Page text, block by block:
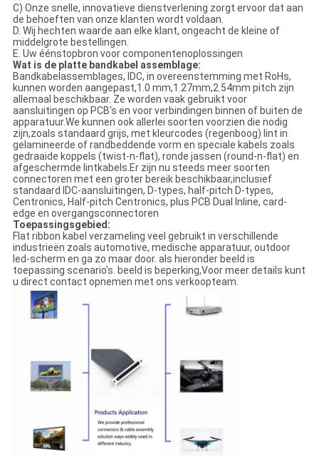
C) Onze snelle, innovatieve dienstverlening zorgt ervoor dat aan
de behoeften van onze klanten wordt voldaan.
D. Wij hechten waarde aan elke klant, ongeacht de kleine of
middelgrote bestellingen.
E. Uw éénstopbron voor componentenoplossingen
Wat is de platte bandkabel assemblage:
Bandkabelassemblages, IDC, in overeenstemming met RoHs,
kunnen worden aangepast,1.0 mm,1.27mm,2.54mm pitch zijn
allemaal beschikbaar. Ze worden vaak gebruikt voor
aansluitingen op PCB's en voor verbindingen binnen of buiten de
apparatuur.We kunnen ook allerlei soorten voorzien die nodig
zijn,zoals standaard grijs, met kleurcodes (regenboog) lint in
gelamineerde of randbeddende vorm en speciale kabels zoals
gedraaide koppels (twist-n-flat), ronde jassen (round-n-flat) en
afgeschermde lintkabels.Er zijn nu steeds meer soorten
connectoren met een groter bereik beschikbaar,inclusief
standaard IDC-aansluitingen, D-types, half-pitch D-types,
Centronics, Half-pitch Centronics, plus PCB Dual Inline, card-
edge en overgangsconnectoren
Toepassingsgebied:
Flat ribbon kabel verzameling veel gebruikt in verschillende
industrieën zoals automotive, medische apparatuur, outdoor
led-scherm en ga zo maar door. als hieronder beeld is
toepassing scenario's. beeld is beperking,Voor meer details kunt
u direct contact opnemen met ons verkoopteam.